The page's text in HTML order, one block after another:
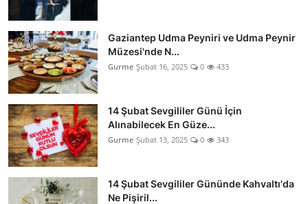
Gaziantep Udma Peyniri ve Udma Peynir
Müzesi'nde N...
Gurme Şubat 16, 2025 0 433
14 Şubat Sevgililer Günü İçin
Alınabilecek En Güze...
Gurme Şubat 13, 2025 0 343
14 Şubat Sevgililer Gününde Kahvaltı'da
Ne Pişiril...